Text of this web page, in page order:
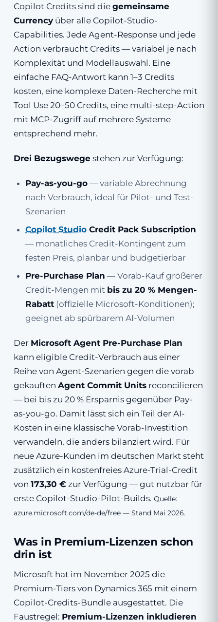
Copilot Credits sind die gemeinsame
Currency über alle Copilot-Studio-
Capabilities. Jede Agent-Response und jede
Action verbraucht Credits — variabel je nach
Komplexität und Modell­auswahl. Eine
einfache FAQ-Antwort kann 1–3 Credits
kosten, eine komplexe Daten-Recherche mit
Tool Use 20–50 Credits, eine multi-step-Action
mit MCP-Zugriff auf mehrere Systeme
entsprechend mehr.
Drei Bezugswege stehen zur Verfügung:
Pay-as-you-go — variable Abrechnung
nach Verbrauch, ideal für Pilot- und Test-
Szenarien
Copilot Studio Credit Pack Subscription
— monatliches Credit-Kontingent zum
festen Preis, planbar und budgetierbar
Pre-Purchase Plan — Vorab-Kauf größerer
Credit-Mengen mit bis zu 20 % Mengen-
Rabatt (offizielle Microsoft-Konditionen);
geeignet ab spürbarem AI-Volumen
Der Microsoft Agent Pre-Purchase Plan
kann eligible Credit-Verbrauch aus einer
Reihe von Agent-Szenarien gegen die vorab
gekauften Agent Commit Units reconcilieren
— bei bis zu 20 % Ersparnis gegenüber Pay-
as-you-go. Damit lässt sich ein Teil der AI-
Kosten in eine klassische Vorab-Investition
verwandeln, die anders bilanziert wird. Für
neue Azure-Kunden im deutschen Markt steht
zusätzlich ein kostenfreies Azure-Trial-Credit
von 173,30 € zur Verfügung — gut nutzbar für
erste Copilot-Studio-Pilot-Builds. Quelle:
azure.microsoft.com/de-de/free — Stand Mai 2026.
Was in Premium-Lizenzen schon
drin ist
Microsoft hat im November 2025 die
Premium-Tiers von Dynamics 365 mit einem
Copilot-Credits-Bundle ausgestattet. Die
Faustregel: Premium-Lizenzen inkludieren